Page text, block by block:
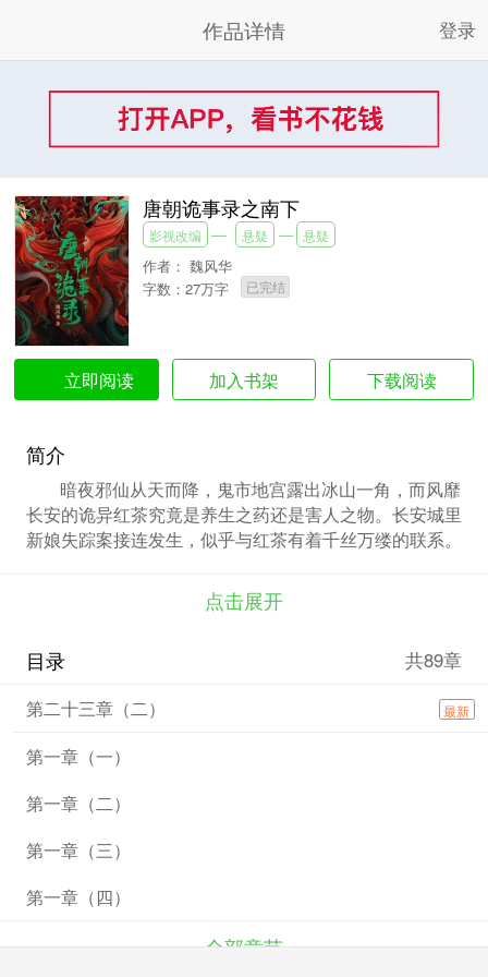
作品详情 登录
唐朝诡事录之南下
影视改编 悬疑 悬疑
作者： 魏风华
字数：27万字
已完结
立即阅读 加入书架 下载阅读
简介
暗夜邪仙从天而降，鬼市地宫露出冰山一角，而风靡
长安的诡异红茶究竟是养生之药还是害人之物。长安城里
新娘失踪案接连发生，似乎与红茶有着千丝万缕的联系。
查案，遭遇平生最强对手狄仁杰关门弟子苏无名，双强携
点击展开
目录 共89章
第二十三章（二） 最新
第一章（一）
第一章（二）
第一章（三）
第一章（四）
全部章节